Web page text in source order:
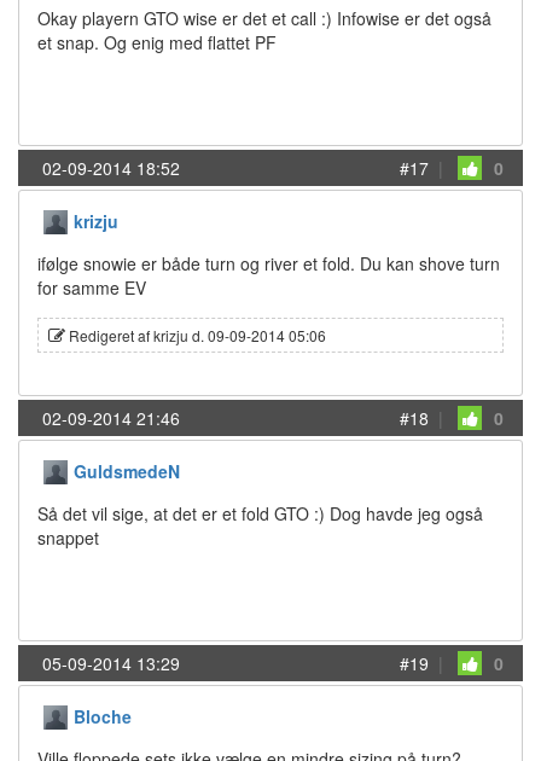
Okay playern GTO wise er det et call :) Infowise er det også
et snap. Og enig med flattet PF
02-09-2014 18:52 #17 | 0
krizju
ifølge snowie er både turn og river et fold. Du kan shove turn
for samme EV
Redigeret af krizju d. 09-09-2014 05:06
02-09-2014 21:46 #18 | 0
GuldsmedeN
Så det vil sige, at det er et fold GTO :) Dog havde jeg også
snappet
05-09-2014 13:29 #19 | 0
Bloche